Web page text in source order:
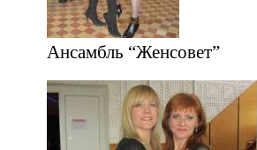
Ансамбль “Женсовет”